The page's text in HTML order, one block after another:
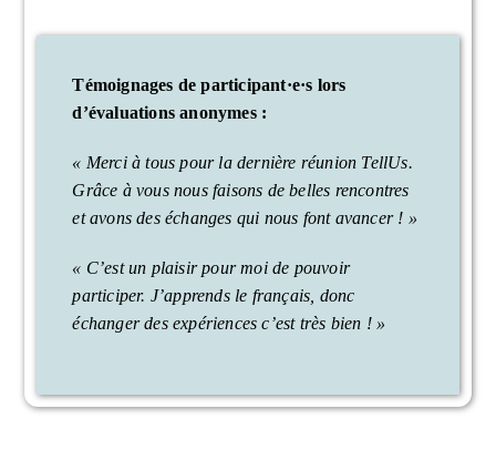
Témoignages de participant·e·s lors
d’évaluations anonymes :
« Merci à tous pour la dernière réunion TellUs.
Grâce à vous nous faisons de belles rencontres
et avons des échanges qui nous font avancer ! »
« C’est un plaisir pour moi de pouvoir
participer. J’apprends le français, donc
échanger des expériences c’est très bien ! »